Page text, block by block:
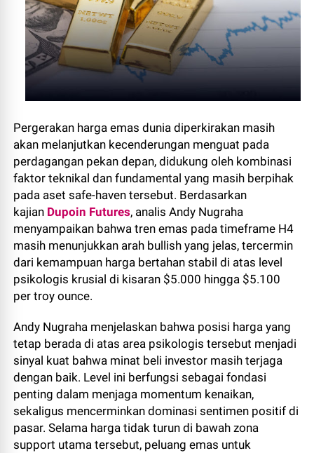
Pergerakan harga emas dunia diperkirakan masih
akan melanjutkan kecenderungan menguat pada
perdagangan pekan depan, didukung oleh kombinasi
faktor teknikal dan fundamental yang masih berpihak
pada aset safe-haven tersebut. Berdasarkan
kajian Dupoin Futures, analis Andy Nugraha
menyampaikan bahwa tren emas pada timeframe H4
masih menunjukkan arah bullish yang jelas, tercermin
dari kemampuan harga bertahan stabil di atas level
psikologis krusial di kisaran $5.000 hingga $5.100
per troy ounce.
Andy Nugraha menjelaskan bahwa posisi harga yang
tetap berada di atas area psikologis tersebut menjadi
sinyal kuat bahwa minat beli investor masih terjaga
dengan baik. Level ini berfungsi sebagai fondasi
penting dalam menjaga momentum kenaikan,
sekaligus mencerminkan dominasi sentimen positif di
pasar. Selama harga tidak turun di bawah zona
support utama tersebut, peluang emas untuk